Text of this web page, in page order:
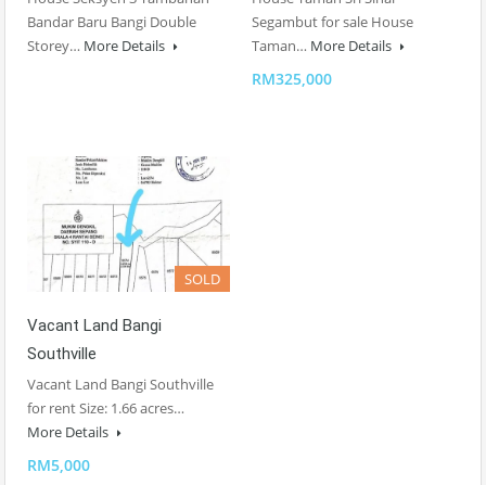
Bandar Baru Bangi Double
Storey… More Details
Segambut for sale House
Taman… More Details
RM325,000
SOLD
Vacant Land Bangi
Southville
Vacant Land Bangi Southville
for rent Size: 1.66 acres…
More Details
RM5,000